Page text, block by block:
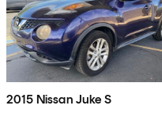
2015 Nissan Juke S